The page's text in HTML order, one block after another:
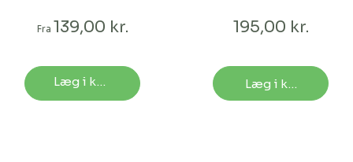
Fra 139,00 kr.
Læg i kurv
195,00 kr.
Læg i kurv